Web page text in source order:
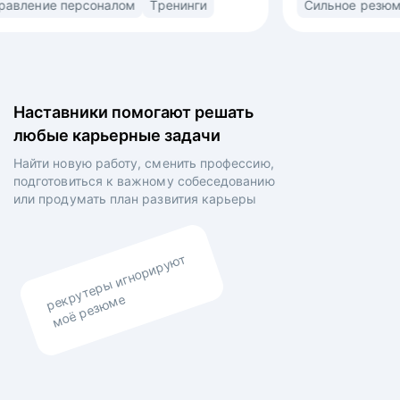
•
итогам
(market/product fit) в найме. Знаю ожидания
Выравниваю ваши личные цели и планы
работодателя.
Управление персоналом
Тренинги
Наставники помогают решать
любые карьерные задачи
Найти новую работу, сменить профессию,
подготовиться к важному собеседованию
или продумать план развития карьеры
рекрутеры игнорируют
моё резюме